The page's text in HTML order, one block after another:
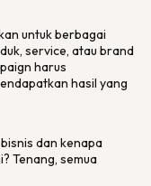
untuk berbagai
service, atau brand
harus
hasil yang
dan kenapa
Tenang, semua